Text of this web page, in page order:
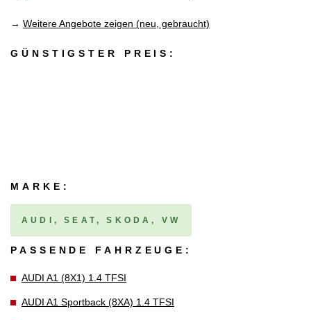
→ Weitere Angebote zeigen (neu, gebraucht)
GÜNSTIGSTER PREIS:
MARKE:
AUDI, SEAT, SKODA, VW
PASSENDE FAHRZEUGE:
AUDI A1 (8X1) 1.4 TFSI
AUDI A1 Sportback (8XA) 1.4 TFSI